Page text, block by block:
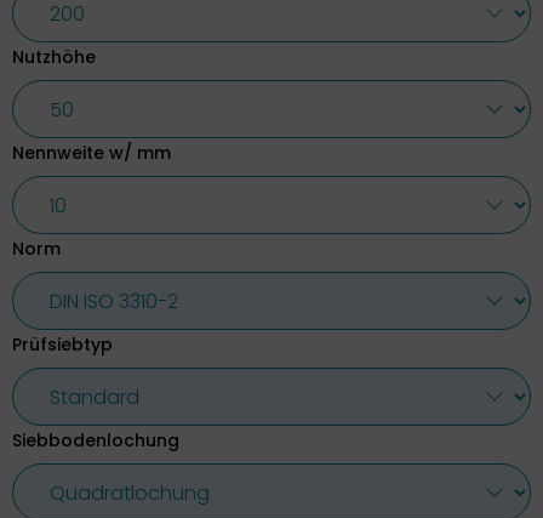
Nutzhöhe
Nennweite w/ mm
Norm
Prüfsiebtyp
Siebbodenlochung